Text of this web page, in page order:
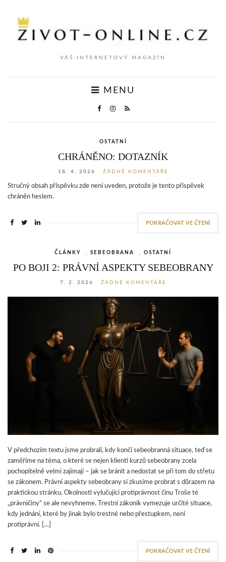
VÁŠ INTERNETOVÝ MAGAZÍN
MENU
OSTATNÍ
CHRÁNĚNO: DOTAZNÍK
18. 4. 2026 ŽÁDNÉ KOMENTÁŘE
Stručný obsah příspěvku zde není uveden, protože je tento příspěvek
chráněn heslem.
POKRAČOVAT VE ČTENÍ
ČLÁNKY SEBEOBRANA OSTATNÍ
PO BOJI 2: PRÁVNÍ ASPEKTY SEBEOBRANY
7. 2. 2026 ŽÁDNÉ KOMENTÁŘE
V předchozím textu jsme probrali, kdy končí sebeobranná situace, teď se
zaměříme na téma, o které se nejen klienti kurzů sebeobrany zcela
pochopitelně velmi zajímají – jak se bránit a nedostat se při tom do střetu
se zákonem. Právní aspekty sebeobrany si zkusíme probrat s důrazem na
praktickou stránku. Okolnosti vylučující protiprávnost činu Troše té
„právničiny“ se ale nevyhneme. Trestní zákoník vymezuje určité situace,
kdy jednání, které by jinak bylo trestné nebo přestupkem, není
protiprávní. […]
POKRAČOVAT VE ČTENÍ